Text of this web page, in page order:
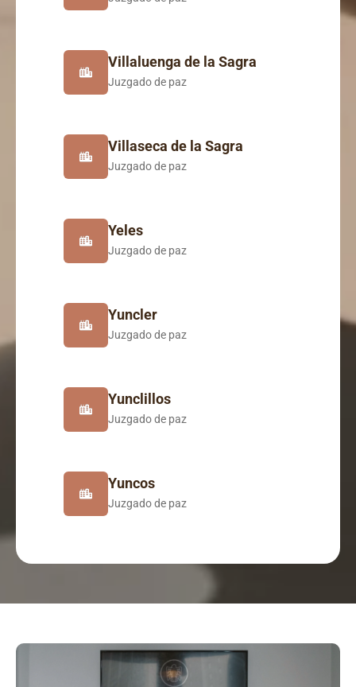
Villaluenga de la Sagra
Juzgado de paz
Villaseca de la Sagra
Juzgado de paz
Yeles
Juzgado de paz
Yuncler
Juzgado de paz
Yunclillos
Juzgado de paz
Yuncos
Juzgado de paz